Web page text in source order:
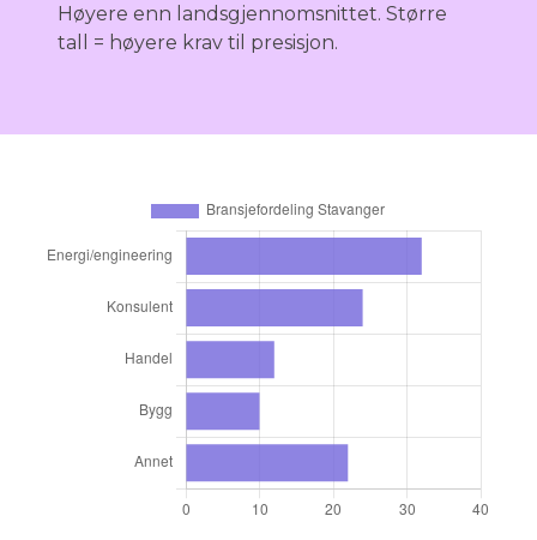
Høyere enn landsgjennomsnittet. Større
tall = høyere krav til presisjon.